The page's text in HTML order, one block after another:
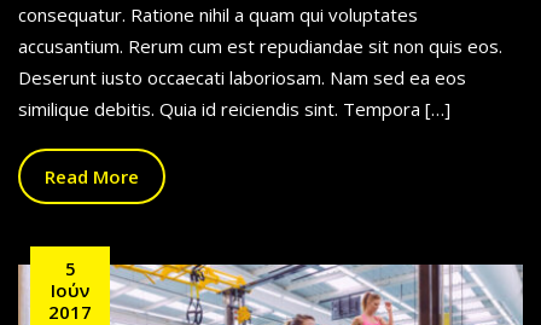
consequatur. Ratione nihil a quam qui voluptates
accusantium. Rerum cum est repudiandae sit non quis eos.
Deserunt iusto occaecati laboriosam. Nam sed ea eos
similique debitis. Quia id reiciendis sint. Tempora […]
Read More
5
Ιούν
2017